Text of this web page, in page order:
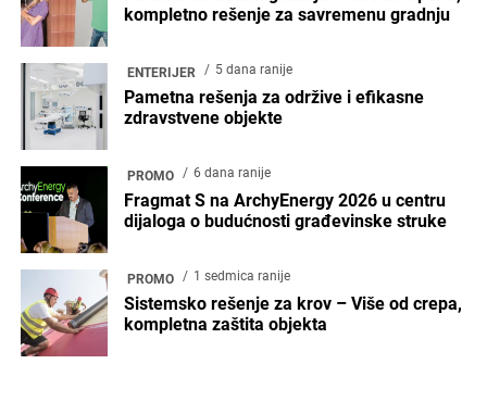
kompletno rešenje za savremenu gradnju
ENTERIJER 5 dana ranije
Pametna rešenja za održive i efikasne
zdravstvene objekte
PROMO 6 dana ranije
Fragmat S na ArchyEnergy 2026 u centru
dijaloga o budućnosti građevinske struke
PROMO 1 sedmica ranije
Sistemsko rešenje za krov – Više od crepa,
kompletna zaštita objekta